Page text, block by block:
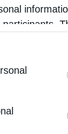
further
χαμηλής
των